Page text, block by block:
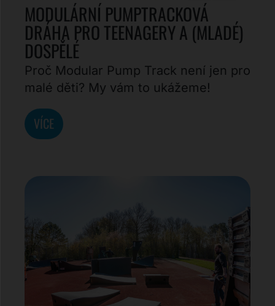
MODULÁRNÍ PUMPTRACKOVÁ
DRÁHA PRO TEENAGERY A (MLADÉ)
DOSPĚLÉ
Proč Modular Pump Track není jen pro
malé děti? My vám to ukážeme!
VÍCE